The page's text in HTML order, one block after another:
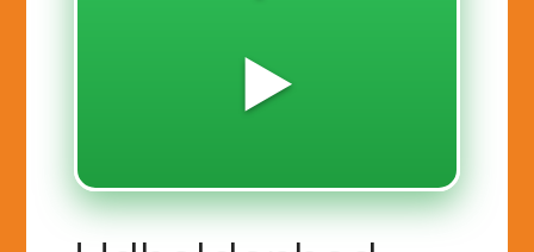
LINKED TABLE OF CONTENTS
CHALLENGE ASSIGNMENTS
▶️